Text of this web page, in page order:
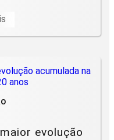
evolução